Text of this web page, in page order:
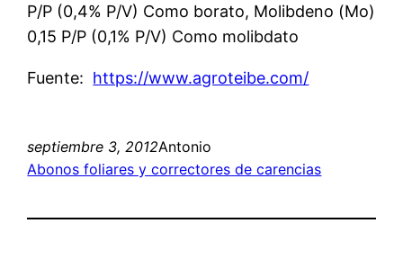
P/P (0,4% P/V) Como borato, Molibdeno (Mo)
0,15 P/P (0,1% P/V) Como molibdato
Fuente: https://www.agroteibe.com/
septiembre 3, 2012Antonio
Abonos foliares y correctores de carencias